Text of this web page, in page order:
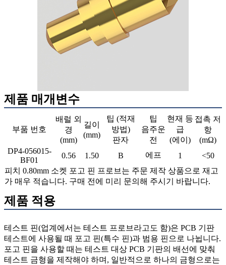
제품 매개변수
부품 번호
배럴 외
경
(mm)
길이
(mm)
팁 (적재
방법)
판자
팁
음주운
전
현재 등
급
(에이)
접촉 저
항
(mΩ)
DP4-056015-
BF01
0.56 1.50 B 에프 1
<50
피치 0.80mm 소켓 포고 핀 프로브는 주문 제작 상품으로 재고
가 매우 적습니다. 구매 전에 미리 문의해 주시기 바랍니다.
제품 적용
테스트 핀(업계에서는 테스트 프로브라고도 함)은 PCB 기판
테스트에 사용될 때 포고 핀(특수 핀)과 범용 핀으로 나뉩니다.
포고 핀을 사용할 때는 테스트 대상 PCB 기판의 배선에 맞춰
테스트 금형을 제작해야 하며, 일반적으로 하나의 금형으로는